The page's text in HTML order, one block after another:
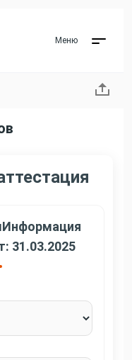
Меню
Информация
31.03.2025